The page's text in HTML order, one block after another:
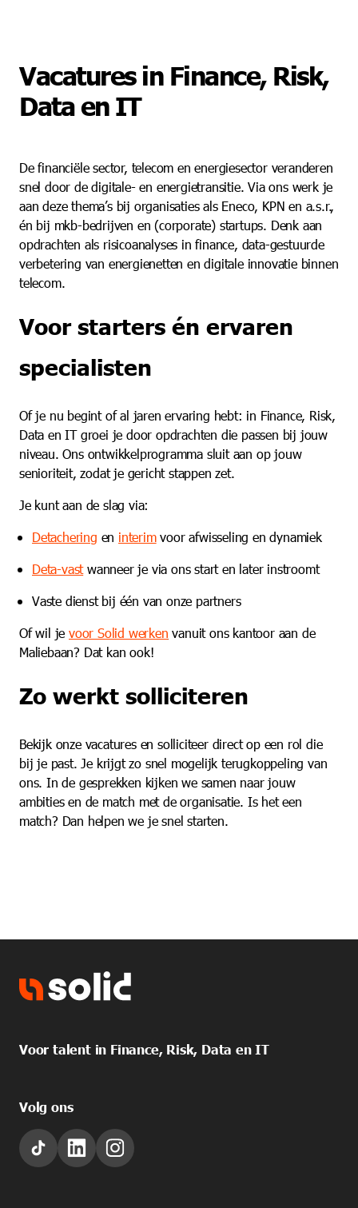
Vacatures in Finance, Risk,
Data en IT
De financiële sector, telecom en energiesector veranderen
snel door de digitale- en energietransitie. Via ons werk je
aan deze thema’s bij organisaties als Eneco, KPN en a.s.r.,
én bij mkb-bedrijven en (corporate) startups. Denk aan
opdrachten als risicoanalyses in finance, data-gestuurde
verbetering van energienetten en digitale innovatie binnen
telecom.
Voor starters én ervaren
specialisten
Of je nu begint of al jaren ervaring hebt: in Finance, Risk,
Data en IT groei je door opdrachten die passen bij jouw
niveau. Ons ontwikkelprogramma sluit aan op jouw
senioriteit, zodat je gericht stappen zet.
Je kunt aan de slag via:
Detachering en interimvoor afwisseling en dynamiek
Deta-vast wanneer je via ons start en later instroomt
Vaste dienst bij één van onze partners
Of wil je voor Solid werken vanuit ons kantoor aan de
Maliebaan? Dat kan ook!
Zo werkt solliciteren
Bekijk onze vacatures en solliciteer direct op een rol die
bij je past. Je krijgt zo snel mogelijk terugkoppeling van
ons. In de gesprekken kijken we samen naar jouw
ambities en de match met de organisatie. Is het een
match? Dan helpen we je snel starten.
Voor talent in Finance, Risk, Data en IT
Volg ons